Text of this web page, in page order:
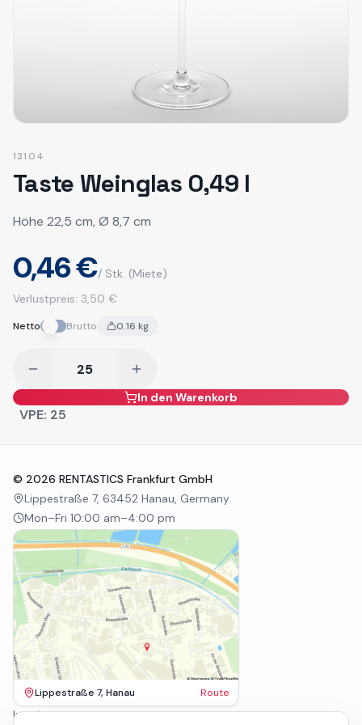
13104
Taste Weinglas 0,49 l
Höhe 22,5 cm, Ø 8,7 cm
0,46 €/ Stk. (Miete)
Verlustpreis: 3,50 €
Netto Brutto 0.16 kg
In den Warenkorb
VPE: 25
© 2026 RENTASTICS Frankfurt GmbH
Lippestraße 7, 63452 Hanau, Germany
Mon–Fri 10:00 am–4:00 pm
Lippestraße 7, Hanau Route
Imprint